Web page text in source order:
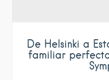
De Helsinki a
familiar